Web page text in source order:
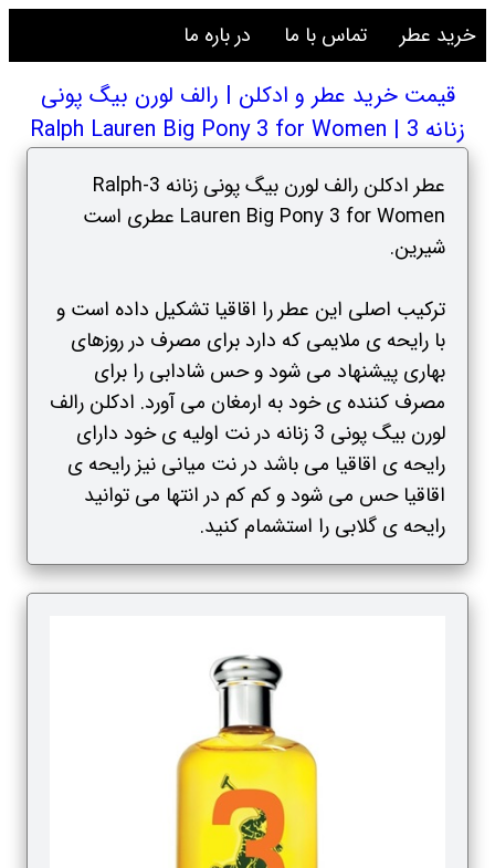
خرید عطر تماس با ما در باره ما
قیمت خرید عطر و ادکلن | رالف لورن بیگ پونی
زنانه 3 | Ralph Lauren Big Pony 3 for Women
عطر ادکلن رالف لورن بیگ پونی زنانه 3-Ralph
Lauren Big Pony 3 for Women عطری است
شیرین.
ترکیب اصلی این عطر را اقاقیا تشکیل داده است و
با رایحه ی ملایمی که دارد برای مصرف در روزهای
بهاری پیشنهاد می شود و حس شادابی را برای
مصرف کننده ی خود به ارمغان می آورد. ادکلن رالف
لورن بیگ پونی 3 زنانه در نت اولیه ی خود دارای
رایحه ی اقاقیا می باشد در نت میانی نیز رایحه ی
اقاقیا حس می شود و کم کم در انتها می توانید
رایحه ی گلابی را استشمام کنید.